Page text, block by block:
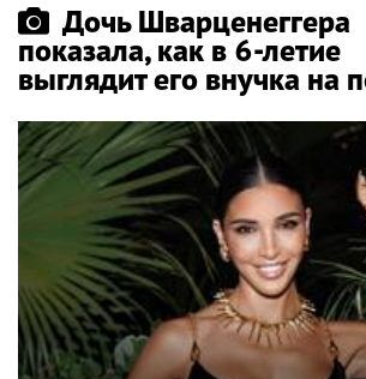
Дочь Шварценеггера
показала, как в 6-летие
выглядит его внучка на